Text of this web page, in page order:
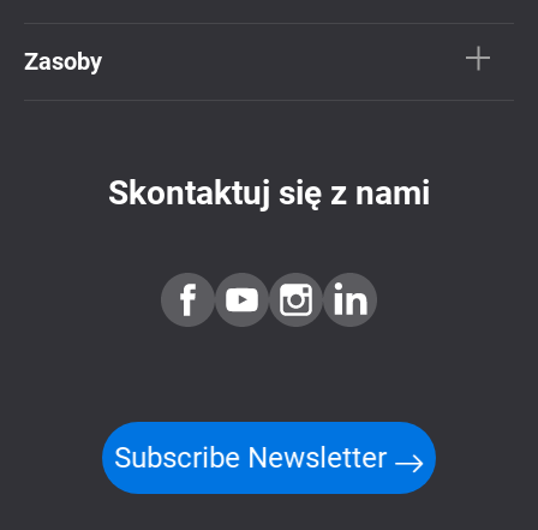
Zasoby
Skontaktuj się z nami
Subscribe Newsletter